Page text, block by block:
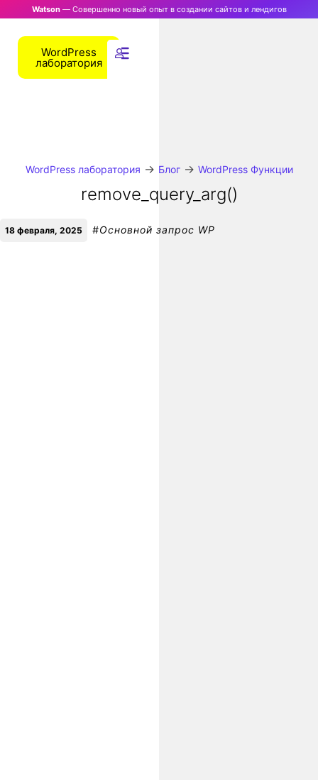
Watson— Совершенно новый опыт в создании сайтов и лендигов
WordPress
лаборатория
WordPress лаборатория → Блог→ WordPress Функции
remove_query_arg()
18 февраля, 2025 #Основной запрос WP